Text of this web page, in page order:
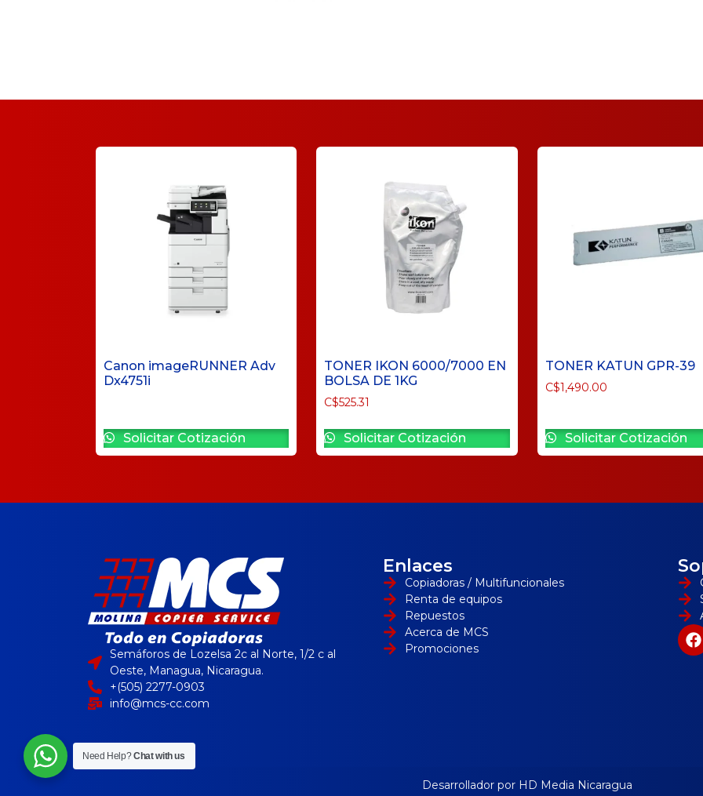
Canon imageRUNNER Adv
Dx4751i
Solicitar Cotización
TONER IKON 6000/7000 EN
BOLSA DE 1KG
C$525.31
Solicitar Cotización
TONER KATUN GPR-39
C$1,490.00
Solicitar Cotización
Semáforos de Lozelsa 2c al Norte, 1/2 c al
Oeste, Managua, Nicaragua.
+(505) 2277-0903
info@mcs-cc.com
Enlaces
Copiadoras / Multifuncionales
Renta de equipos
Repuestos
Acerca de MCS
Promociones
Desarrollador por HD Media Nicaragua
Need Help?Chat with us